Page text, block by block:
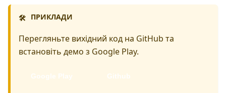
🛠️ ПРИКЛАДИ
Перегляньте вихідний код на GitHub та
встановіть демо з Google Play.
Google Play Github